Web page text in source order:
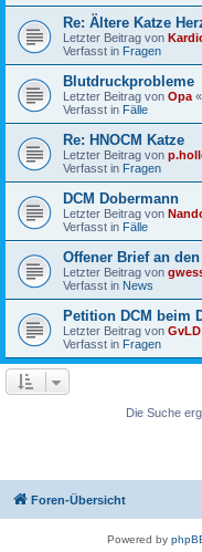
Re: Ältere Katze
Letzter Beitrag von
Verfasst in Fragen
Blutdruckprobleme
Letzter Beitrag von Opa «
Verfasst in Fälle
Re: HNOCM Katze
Letzter Beitrag von
Verfasst in Fragen
DCM Dobermann
Letzter Beitrag von
Verfasst in Fälle
Offener Brief an
Letzter Beitrag von
Verfasst in News
Petition DCM beim
Letzter Beitrag von GvLD
Verfasst in Fragen
Die Suche
Foren-Übersicht
Powered by